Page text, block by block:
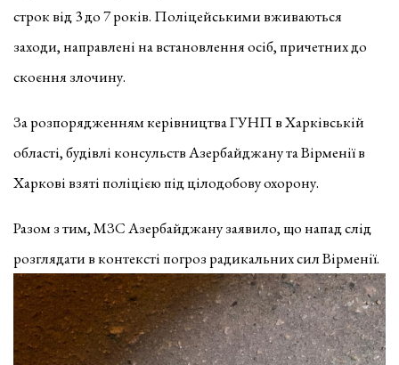
строк від 3 до 7 років. Поліцейськими вживаються
заходи, направлені на встановлення осіб, причетних до
скоєння злочину.
За розпорядженням керівництва ГУНП в Харківській
області, будівлі консульств Азербайджану та Вірменії в
Харкові взяті поліцією під цілодобову охорону.
Разом з тим, МЗС Азербайджану заявило, що напад слід
розглядати в контексті погроз радикальних сил Вірменії.